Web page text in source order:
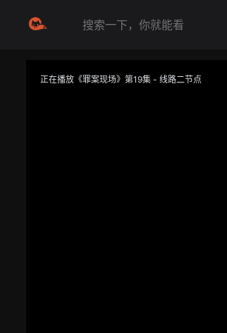
正在播放《罪案现场》第19集 - 线路二节点